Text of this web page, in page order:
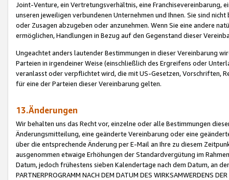
Joint-Venture, ein Vertretungsverhältnis, eine Franchisevereinbarung,
unseren jeweiligen verbundenen Unternehmen und Ihnen. Sie sind
oder Zusagen abzugeben oder anzunehmen. Wenn Sie eine andere
ermöglichen, Handlungen in Bezug auf den Gegenstand dieser
Ungeachtet anders lautender Bestimmungen in dieser Vereinbarung
Parteien in irgendeiner Weise (einschließlich des Ergreifens oder
veranlasst oder verpflichtet wird, die mit US-Gesetzen, Vorschriften,
für eine der Parteien dieser Vereinbarung gelten.
13.Änderungen
Wir behalten uns das Recht vor, einzelne oder alle Bestimmungen
Änderungsmitteilung, eine geänderte Vereinbarung oder eine
über die entsprechende Änderung per E-Mail an Ihre zu diesem
ausgenommen etwaige Erhöhungen der Standardvergütung im
Datum, jedoch frühestens sieben Kalendertage nach dem Datum, an
PARTNERPROGRAMM NACH DEM DATUM DES WIRKSAMWERDENS